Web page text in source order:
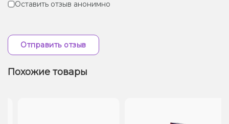
Оставить отзыв анонимно
Отправить отзыв
Похожие товары